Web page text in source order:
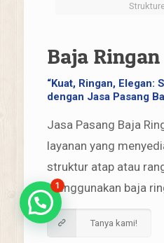
Baja Ringan
“Kuat, Ringan, Elegan:
dengan Jasa Pasang
Jasa Pasang Baja
layanan yang
struktur atap atau
menggunakan baja
Tanya kami!
1